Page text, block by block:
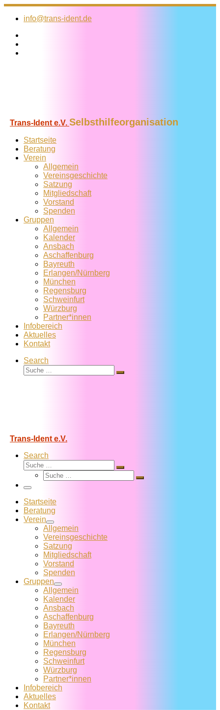
Zum
Inhalt
info@trans-ident.de
Trans-Ident e.V. Selbsthilfeorganisation
Startseite
Beratung
Verein
Allgemein
Vereins­geschichte
Satzung
Mitglied­schaft
Vorstand
Spenden
Gruppen
Allgemein
Kalender
Ansbach
Aschaffenburg
Bayreuth
Erlangen/Nürnberg
München
Regensburg
Schweinfurt
Würzburg
Partner*innen
Infobereich
Aktuelles
Kontakt
Search
Suche
Suche
Trans-Ident e.V.
Search
Suche
Suche
Suche
Suche
Menü
Startseite
Beratung
Verein
Allgemein
Vereins­geschichte
Satzung
Mitglied­schaft
Vorstand
Spenden
Gruppen
Allgemein
Kalender
Ansbach
Aschaffenburg
Bayreuth
Erlangen/Nürnberg
München
Regensburg
Schweinfurt
Würzburg
Partner*innen
Infobereich
Aktuelles
Kontakt